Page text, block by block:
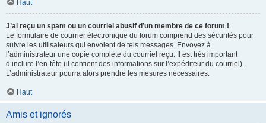
Haut
J’ai reçu un spam ou un courriel abusif d’un membre de ce forum !
Le formulaire de courrier électronique du forum comprend des sécurités pour
suivre les utilisateurs qui envoient de tels messages. Envoyez à
l’administrateur une copie complète du courriel reçu. Il est très important
d’inclure l’en-tête (il contient des informations sur l’expéditeur du courriel).
L’administrateur pourra alors prendre les mesures nécessaires.
Haut
Amis et ignorés